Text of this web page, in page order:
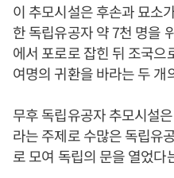
이 추모시설은 후손과 묘소
한 독립유공자 약 7천 명을
에서 포로로 잡힌 뒤 조국
여명의 귀환을 바라는 두 개
무후 독립유공자 추모시설
라는 주제로 수많은 독립유
로 모여 독립의 문을 열었다